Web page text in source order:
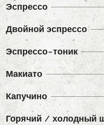
Эспрессо
Двойной эспрессо
Эспрессо-тоник
Макиато
Капучино
Горячий / холодный